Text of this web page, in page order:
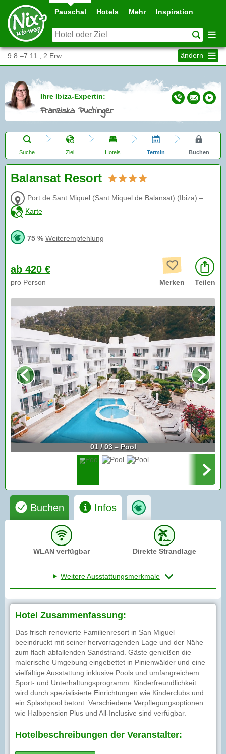
Pauschal Hotels Mehr Inspiration
9.8.–7.11., 2 Erw. ändern
Ihre Ibiza-Expertin:
Franziska Puchinger
Suche Ziel Hotels Termin Buchen
Balansat Resort
Port de Sant Miquel (Sant Miquel de Balansat) (Ibiza) –
Karte
75 % Weiterempfehlung
ab 420 €
pro Person Merken Teilen
01 / 03 – Pool
Buchen Infos
WLAN verfügbar Direkte Strandlage
Weitere Ausstattungsmerkmale
Hotel Zusammenfassung:
Das frisch renovierte Familienresort in San Miguel
beeindruckt mit seiner hervorragenden Lage und der Nähe
zum flach abfallenden Sandstrand. Gäste genießen die
malerische Umgebung eingebettet in Pinienwälder und eine
vielfältige Ausstattung inklusive Pools und umfangreichem
Sport- und Unterhaltungsprogramm. Kinderfreundlichkeit
wird durch spezialisierte Einrichtungen wie Kinderclubs und
ein Splashpool betont. Verschiedene Verpflegungsoptionen
wie Halbpension Plus und All-Inclusive sind verfügbar.
Hotelbeschreibungen der Veranstalter: